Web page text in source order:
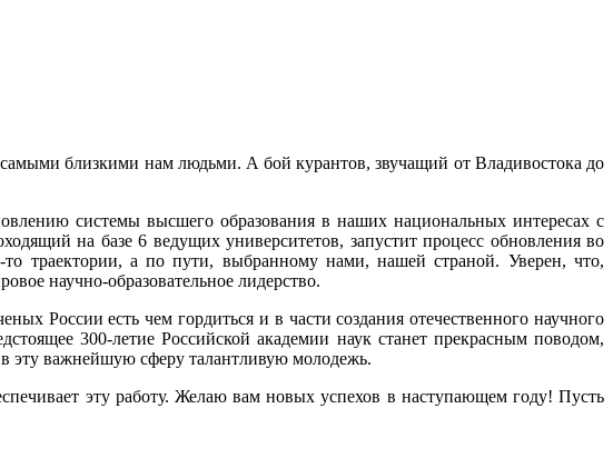
близкими нам людьми. А бой курантов, звучащий от Владивостока до
системы высшего образования в наших национальных интересах с
на базе 6 ведущих университетов, запустит процесс обновления во
то траектории, а по пути, выбранному нами, нашей страной. Уверен, что,
научно-образовательное лидерство.
России есть чем гордиться и в части создания отечественного научного
300-летие Российской академии наук станет прекрасным поводом,
в эту важнейшую сферу талантливую молодежь.
эту работу. Желаю вам новых успехов в наступающем году! Пусть